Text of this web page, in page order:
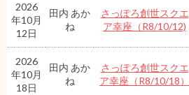
2026
年10月
12日
田内 あか
ね
さっぽろ創世スクエ
ア幸座（R8/10/12)
2026
年10月
18日
田内 あか
ね
さっぽろ創世スクエ
ア幸座（R8/10/18）